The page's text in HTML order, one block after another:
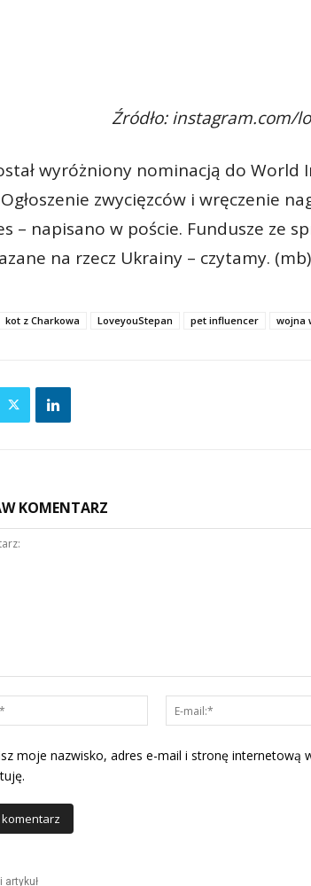
Źródło: instagram.com/
wyróżniony nominacją do World
zwycięzców i wręczenie
– napisano w poście. Fundusze ze
na rzecz Ukrainy – czytamy. (mb)
kot z Charkowa LoveyouStepan pet influencer wojna
KOMENTARZ
Nazwa:*
moje nazwisko, adres e-mail i stronę internetową
artykuł